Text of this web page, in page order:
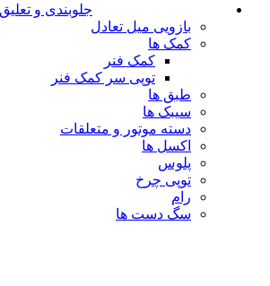
جلوبندی و تعلیق
بازویی میل تعادل
کمک ها
کمک فنر
توپی سر کمک فنر
طبق ها
سیبک ها
دسته موتور و متعلقات
اکسل ها
پلوس
توپی چرخ
رام
سگ دست ها